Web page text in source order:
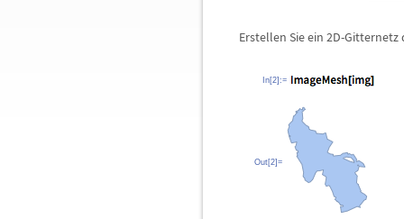
Erstellen Sie ein 2D-Gitternetz
In[2]:=
Out[2]=